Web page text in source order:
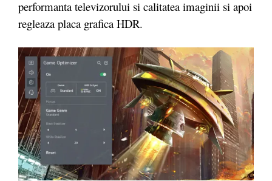
performanta televizorului si calitatea imaginii si apoi
regleaza placa grafica HDR.